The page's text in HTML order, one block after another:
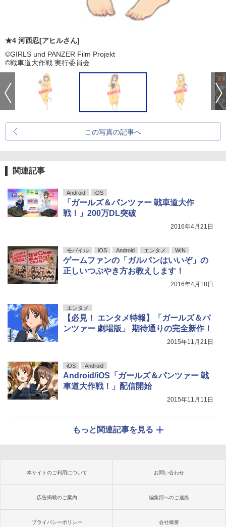
★4 河西忍[アヒルさん]
©GIRLS und PANZER Film Projekt
©戦車道大作戦 実行委員会
この写真の記事へ
関連記事
Android iOS
「ガールズ＆パンツァー 戦車道大作
戦！」200万DL突破
2016年4月21日
モバイル iOS Android エンタメ WIN
ゲームファンの「ガルパンはいいぞ」の
正しいつぶやき方お教えします！
2016年4月18日
エンタメ
【必見！ エンタメ特報】「ガールズ＆パ
ンツァー 劇場版」 期待通りの完全新作！
2015年11月21日
iOS Android
Android/iOS「ガールズ＆パンツァー 戦
車道大作戦！」配信開始
2015年11月11日
もっと関連記事を見る
本サイトのご利用について お問い合わせ
広告掲載のご案内 編集部へのご連絡
プライバシーポリシー 会社概要